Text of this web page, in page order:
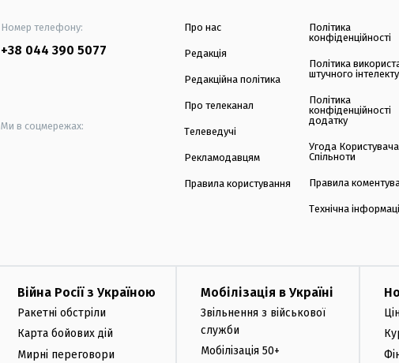
Номер телефону:
+38 044 390 5077
Ми в соцмережах:
Про нас
Редакція
Редакційна політика
Про телеканал
Телеведучі
Рекламодавцям
Правила користування
Політика
конфіденційності
Політика
штучного інтелекту
Політика
конфіденційності
додатку
Угода Користувача
Спільноти
Правила
Технічна
Війна Росії з Україною
Ракетні обстріли
Карта бойових дій
Мирні переговори
Мобілізація в Україні
Звільнення з військової
служби
Мобілізація 50+